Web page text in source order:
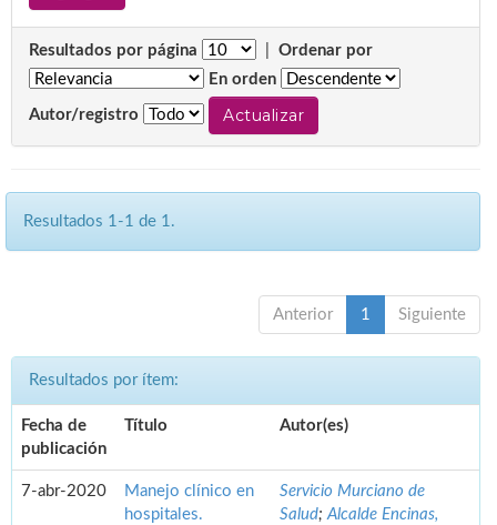
Resultados por página
Ordenar por
En orden
Autor/registro
Resultados 1-1 de 1.
Anterior 1 Siguiente
Resultados por ítem:
Fecha de
publicación
Título Autor(es)
7-abr-2020
Manejo clínico en
hospitales.
Servicio Murciano de
Salud;Alcalde Encinas,